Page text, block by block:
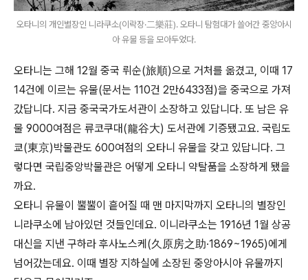
오타니의 개인별장인 니라쿠소(이락장·二樂莊). 오타니 탐험대가 쓸어간 중앙아시
아 유물 등을 모아두었다.
오타니는 그해 12월 중국 뤼순(旅順)으로 거처를 옮겼고, 이때 17
14건에 이르는 유물(문서는 110건 2만6433점)을 중국으로 가져
갔답니다. 지금 중국국가도서관이 소장하고 있답니다. 또 남은 유
물 9000여점은 류코쿠대(龍谷大) 도서관에 기증됐고요. 국립도
쿄(東京)박물관도 600여점의 오타니 유물을 갖고 있답니다. 그
렇다면 국립중앙박물관은 어떻게 오타니 약탈품을 소장하게 됐을
까요.
오타니 유물이 뿔뿔이 흩어질 때 맨 마지막까지 오타니의 별장인
니라쿠소에 남아있던 것들인데요. 이니라쿠소는 1916년 1월 상공
대신을 지낸 구하라 후사노스케(久原房之助·1869~1965)에게
넘어갔는데요. 이때 별장 지하실에 소장된 중앙아시아 유물까지